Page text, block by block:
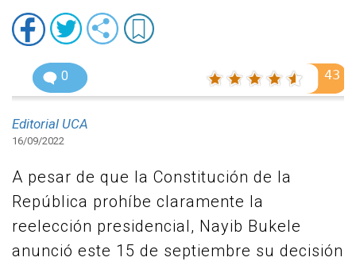
0 43
Editorial UCA
16/09/2022
A pesar de que la Constitución de la
República prohíbe claramente la
reelección presidencial, Nayib Bukele
anunció este 15 de septiembre su decisión